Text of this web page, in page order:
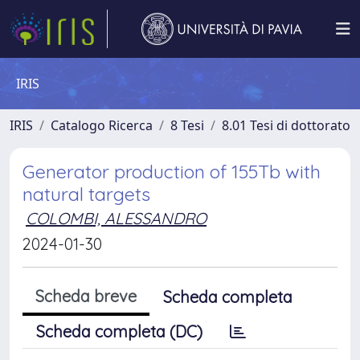
IRIS
IRIS Catalogo Ricerca 8 Tesi 8.01 Tesi di dottorato
Generator production of 155Tb with
natural targets
COLOMBI, ALESSANDRO
2024-01-30
Scheda breve
Scheda completa
Scheda completa (DC)